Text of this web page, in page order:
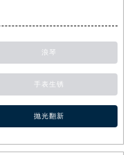
浪琴
手表生锈
抛光翻新